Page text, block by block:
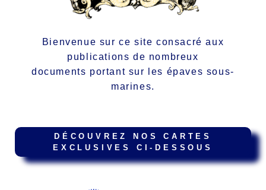
Bienvenue sur ce site consacré aux
publications de nombreux
documents portant sur les épaves sous-
marines.
DÉCOUVREZ NOS CARTES
EXCLUSIVES CI-DESSOUS